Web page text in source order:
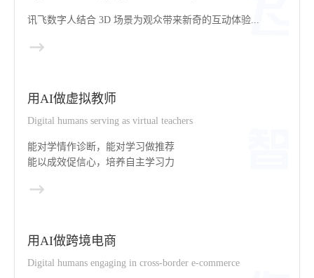
讯飞数字人结合 3D 场景为观众带来新奇的互动体验...
用AI做虚拟教师
Digital humans serving as virtual teachers
能对学情作诊断，能对学习做推荐
能以成效促信心，培养自主学习力
用AI做跨境电商
Digital humans engaging in cross-border e-commerce